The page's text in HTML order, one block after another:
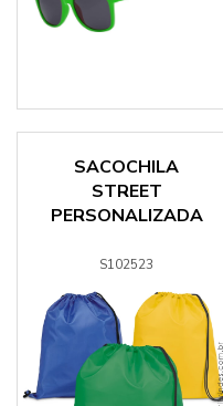
SACOCHILA
STREET
PERSONALIZADA
S102523